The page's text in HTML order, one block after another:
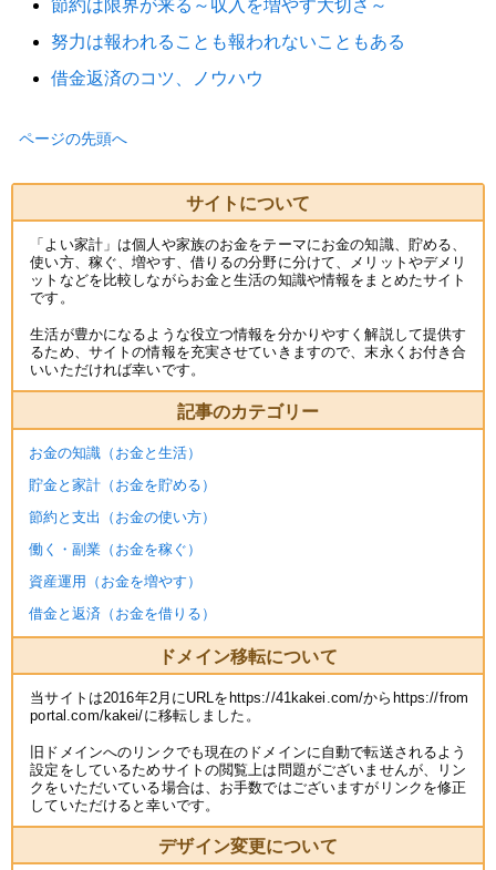
節約は限界が来る～収入を増やす大切さ～
努力は報われることも報われないこともある
借金返済のコツ、ノウハウ
ページの先頭へ
サイトについて
「よい家計」は個人や家族のお金をテーマにお金の知識、貯める、
使い方、稼ぐ、増やす、借りるの分野に分けて、メリットやデメリ
ットなどを比較しながらお金と生活の知識や情報をまとめたサイト
です。
生活が豊かになるような役立つ情報を分かりやすく解説して提供す
るため、サイトの情報を充実させていきますので、末永くお付き合
いいただければ幸いです。
記事のカテゴリー
お金の知識（お金と生活）
貯金と家計（お金を貯める）
節約と支出（お金の使い方）
働く・副業（お金を稼ぐ）
資産運用（お金を増やす）
借金と返済（お金を借りる）
ドメイン移転について
当サイトは2016年2月にURLをhttps://41kakei.com/からhttps://from
portal.com/kakei/に移転しました。
旧ドメインへのリンクでも現在のドメインに自動で転送されるよう
設定をしているためサイトの閲覧上は問題がございませんが、リン
クをいただいている場合は、お手数ではございますがリンクを修正
していただけると幸いです。
デザイン変更について